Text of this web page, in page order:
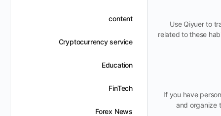
Use Qiyuer to
related to these
If you have
and organize
content
Cryptocurrency service
Education
FinTech
Forex News